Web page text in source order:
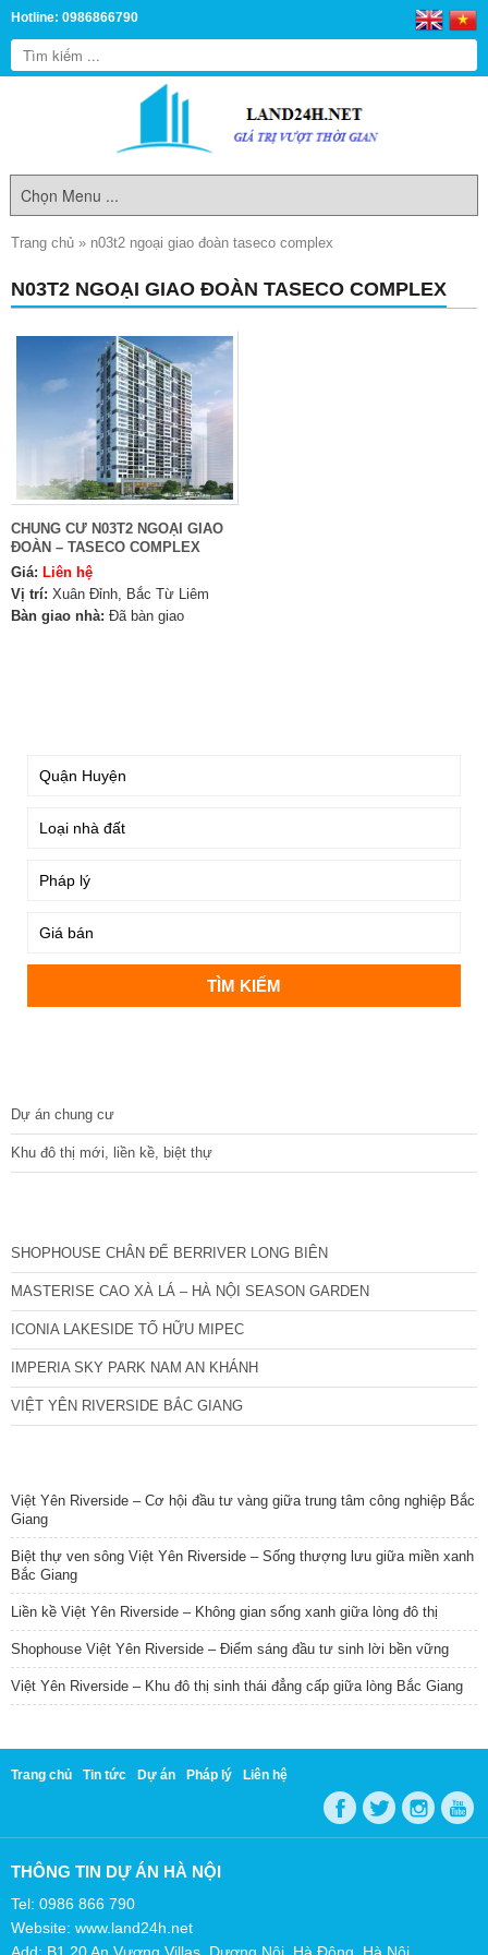
Hotline: 0986866790
Trang chủ » n03t2 ngoại giao đoàn taseco complex
N03T2 NGOẠI GIAO ĐOÀN TASECO COMPLEX
CHUNG CƯ N03T2 NGOẠI GIAO
ĐOÀN – TASECO COMPLEX
Giá: Liên hệ
Vị trí: Xuân Đỉnh, Bắc Từ Liêm
Bàn giao nhà: Đã bàn giao
Dự án chung cư
Khu đô thị mới, liền kề, biệt thự
SHOPHOUSE CHÂN ĐẾ BERRIVER LONG BIÊN
MASTERISE CAO XÀ LÁ – HÀ NỘI SEASON GARDEN
ICONIA LAKESIDE TỐ HỮU MIPEC
IMPERIA SKY PARK NAM AN KHÁNH
VIỆT YÊN RIVERSIDE BẮC GIANG
Việt Yên Riverside – Cơ hội đầu tư vàng giữa trung tâm công nghiệp Bắc
Giang
Biệt thự ven sông Việt Yên Riverside – Sống thượng lưu giữa miền xanh
Bắc Giang
Liền kề Việt Yên Riverside – Không gian sống xanh giữa lòng đô thị
Shophouse Việt Yên Riverside – Điểm sáng đầu tư sinh lời bền vững
Việt Yên Riverside – Khu đô thị sinh thái đẳng cấp giữa lòng Bắc Giang
Trang chủ Tin tức Dự án Pháp lý Liên hệ
THÔNG TIN DỰ ÁN HÀ NỘI
Tel: 0986 866 790
Website: www.land24h.net